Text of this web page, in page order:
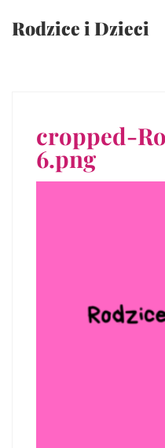
Rodzice i Dzieci
cropped-
6.png